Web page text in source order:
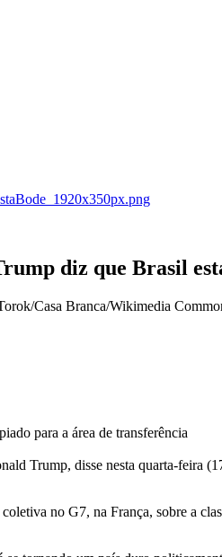
diz que Brasil
para a área de transferência
Trump, disse nesta quarta-feira
no G7, na França, sobre a